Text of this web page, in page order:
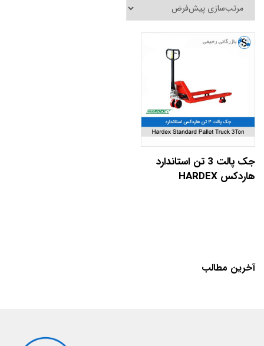
جک پالت 3 تن استاندارد
هاردکس HARDEX
آخرین مطالب